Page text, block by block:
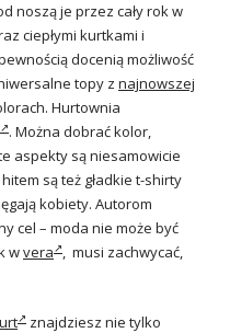
noszą je przez cały rok w
ciepłymi kurtkami i
docenią możliwość
topy z najnowszej
Hurtownia
. Można dobrać kolor,
aspekty są niesamowicie
są też gładkie t-shirty
kobiety. Autorom
cel – moda nie może być
wvera , musi zachwycać,
znajdziesz nie tylko